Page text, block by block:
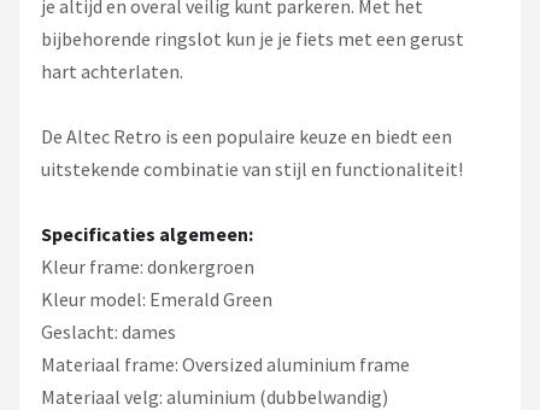
je altijd en overal veilig kunt parkeren. Met het
bijbehorende ringslot kun je je fiets met een gerust
hart achterlaten.
De Altec Retro is een populaire keuze en biedt een
uitstekende combinatie van stijl en functionaliteit!
Specificaties algemeen:
Kleur frame: donkergroen
Kleur model: Emerald Green
Geslacht: dames
Materiaal frame: Oversized aluminium frame
Materiaal velg: aluminium (dubbelwandig)